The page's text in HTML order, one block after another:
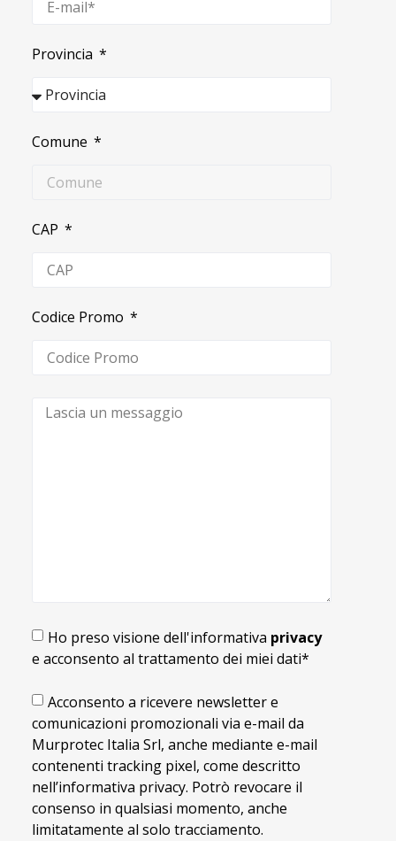
Provincia
Comune
CAP
Codice Promo
Ho preso visione dell'informativa privacy
e acconsento al trattamento dei miei dati*
Acconsento a ricevere newsletter e
comunicazioni promozionali via e-mail da
Murprotec Italia Srl, anche mediante e-mail
contenenti tracking pixel, come descritto
nell’informativa privacy. Potrò revocare il
consenso in qualsiasi momento, anche
limitatamente al solo tracciamento.